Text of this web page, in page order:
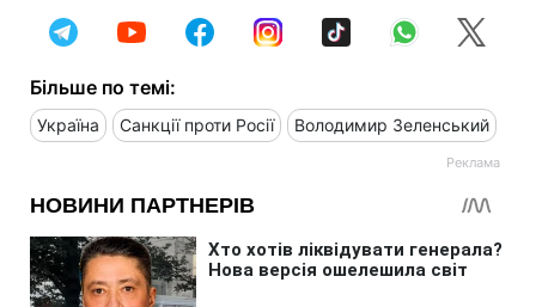
Більше по темі:
Україна Санкції проти Росії Володимир Зеленський